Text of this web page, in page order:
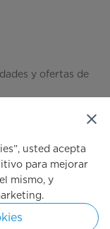
y ofertas de
Términos-de-Uso
Simply ideal
usted acepta
para mejorar
mismo, y